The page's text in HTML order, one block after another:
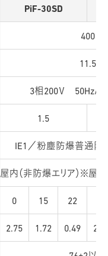
PiF-30SD
400
11.5
3相200Ｖ 50Hz/
1.5
IE1／粉塵防爆普通防
屋内（非防爆エリア）※屋
0 15 22
2.75 1.72 0.49